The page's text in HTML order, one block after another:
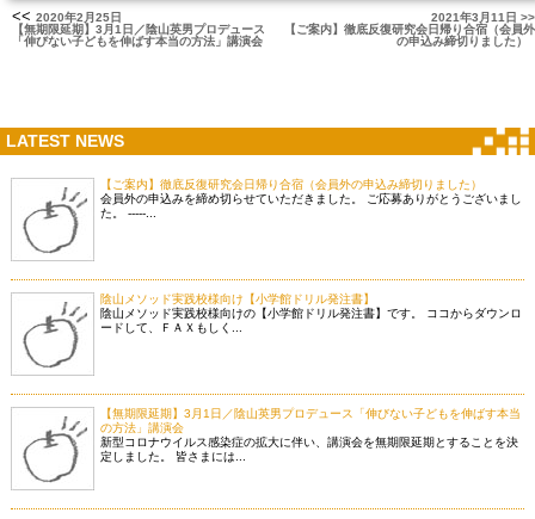
<< 2020年2月25日
【無期限延期】3月1日／陰山英男プロデュース
「伸びない子どもを伸ばす本当の方法」講演会
2021年3月11日 >>
【ご案内】徹底反復研究会日帰り合宿（会員外
の申込み締切りました）
LATEST NEWS
【ご案内】徹底反復研究会日帰り合宿（会員外の申込み締切りました）
会員外の申込みを締め切らせていただきました。 ご応募ありがとうございまし
た。 -----...
陰山メソッド実践校様向け【小学館ドリル発注書】
陰山メソッド実践校様向けの【小学館ドリル発注書】です。 ココからダウンロ
ードして、ＦＡＸもしく...
【無期限延期】3月1日／陰山英男プロデュース「伸びない子どもを伸ばす本当
の方法」講演会
新型コロナウイルス感染症の拡大に伴い、講演会を無期限延期とすることを決
定しました。 皆さまには...